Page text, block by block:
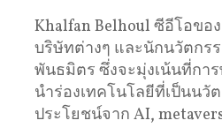
Khalfan Belhoul ซีอีโอของ
บริษัทต่างๆ และนักนวัตกร
พันธมิตร ซึ่งจะมุ่งเน้นที่กา
นำร่องเทคโนโลยีที่เป็นนวั
ประโยชน์จาก AI,